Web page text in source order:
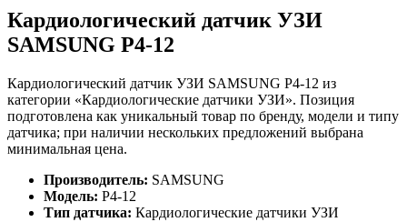
Кардиологический датчик УЗИ
SAMSUNG P4-12
Кардиологический датчик УЗИ SAMSUNG P4-12 из
категории «Кардиологические датчики УЗИ». Позиция
подготовлена как уникальный товар по бренду, модели и типу
датчика; при наличии нескольких предложений выбрана
минимальная цена.
Производитель: SAMSUNG
Модель: P4-12
Тип датчика: Кардиологические датчики УЗИ